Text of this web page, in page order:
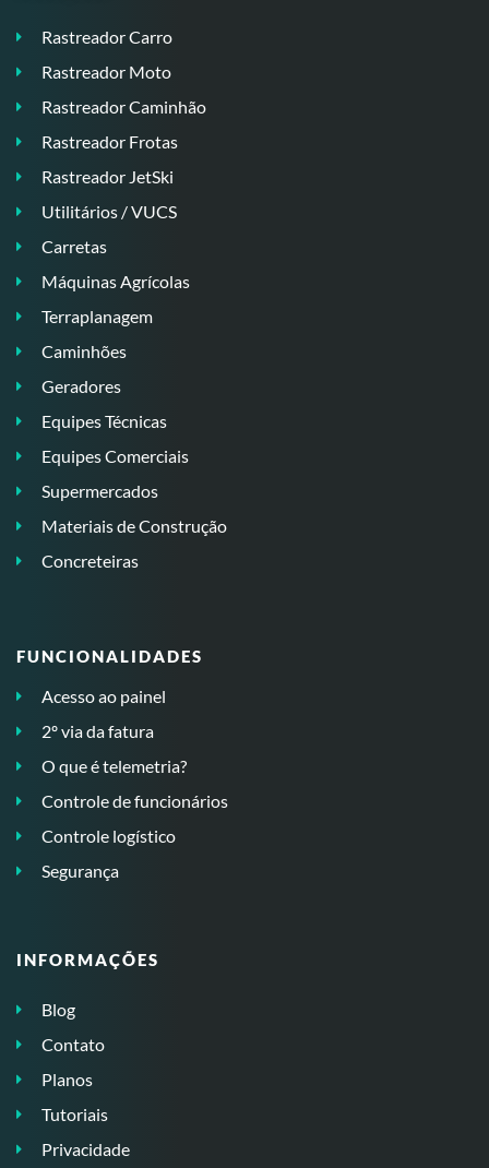
Rastreador Carro
Rastreador Moto
Rastreador Caminhão
Rastreador Frotas
Rastreador JetSki
Utilitários / VUCS
Carretas
Máquinas Agrícolas
Terraplanagem
Caminhões
Geradores
Equipes Técnicas
Equipes Comerciais
Supermercados
Materiais de Construção
Concreteiras
FUNCIONALIDADES
Acesso ao painel
2º via da fatura
O que é telemetria?
Controle de funcionários
Controle logístico
Segurança
INFORMAÇÕES
Blog
Contato
Planos
Tutoriais
Privacidade